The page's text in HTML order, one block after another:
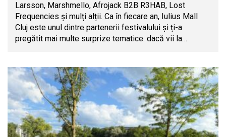
Larsson, Marshmello, Afrojack B2B R3HAB, Lost
Frequencies și mulți alții. Ca în fiecare an, Iulius Mall
Cluj este unul dintre partenerii festivalului și ți-a
pregătit mai multe surprize tematice: dacă vii la…